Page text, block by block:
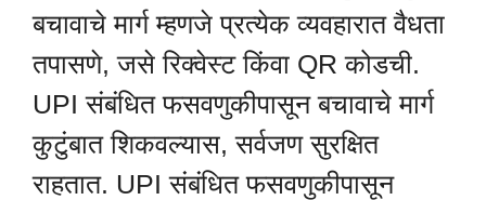
बचावाचे मार्ग म्हणजे प्रत्येक व्यवहारात वैधता
तपासणे, जसे रिक्वेस्ट किंवा QR कोडची.
UPI संबंधित फसवणुकीपासून बचावाचे मार्ग
कुटुंबात शिकवल्यास, सर्वजण सुरक्षित
राहतात. UPI संबंधित फसवणुकीपासून